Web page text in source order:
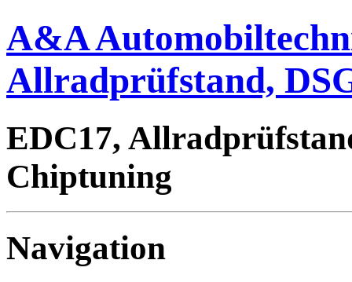
A&A
Allradprüfstand,
EDC17,
Chiptuning
Navigation